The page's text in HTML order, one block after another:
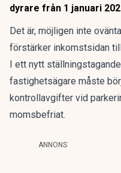
dyrare från 1 januari
Det är, möjligen inte
förstärker inkomstsidan
I ett nytt
fastighetsägare måste
kontrollavgifter vid
momsbefriat.
ANNONS